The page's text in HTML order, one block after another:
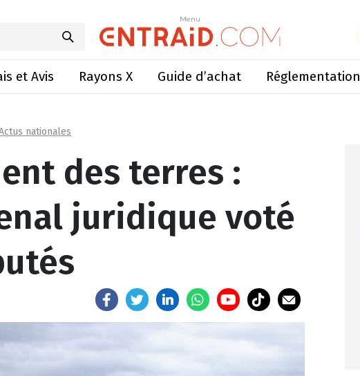
Menu
et Avis Rayons X Guide d’achat Réglementation
Menu
: nouvel arsenal juridique voté par les députés
nationales
des terres :
juridique voté